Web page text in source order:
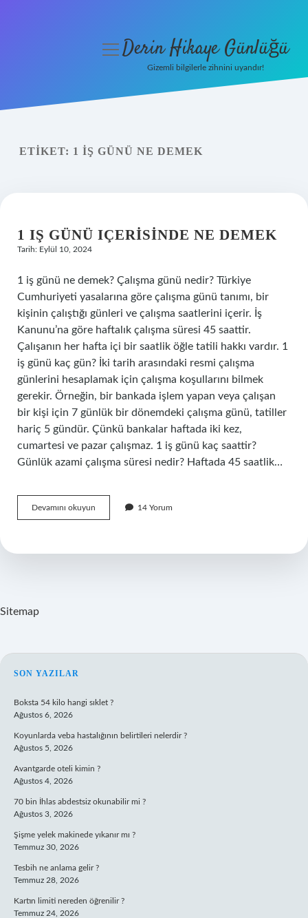
Yasal Uyarı
menüyüDerin Hikaye Günlüğü
Gizemli bilgilerle zihnini uyandır!
ETIKET: 1 IŞ GÜNÜ NE DEMEK
1 IŞ GÜNÜ IÇERISINDE NE DEMEK
Tarih: Eylül 10, 2024
1 iş günü ne demek? Çalışma günü nedir? Türkiye
Cumhuriyeti yasalarına göre çalışma günü tanımı, bir
kişinin çalıştığı günleri ve çalışma saatlerini içerir. İş
Kanunu’na göre haftalık çalışma süresi 45 saattir.
Çalışanın her hafta içi bir saatlik öğle tatili hakkı vardır. 1
iş günü kaç gün? İki tarih arasındaki resmi çalışma
günlerini hesaplamak için çalışma koşullarını bilmek
gerekir. Örneğin, bir bankada işlem yapan veya çalışan
bir kişi için 7 günlük bir dönemdeki çalışma günü, tatiller
hariç 5 gündür. Çünkü bankalar haftada iki kez,
cumartesi ve pazar çalışmaz. 1 iş günü kaç saattir?
Günlük azami çalışma süresi nedir? Haftada 45 saatlik…
Devamını okuyun
Iş
Ne
14 Yorum
Sitemap
SIDEBAR
SON YAZILAR
Boksta 54 kilo hangi sıklet ?
Ağustos 6, 2026
Koyunlarda veba hastalığının belirtileri nelerdir ?
Ağustos 5, 2026
Avantgarde oteli kimin ?
Ağustos 4, 2026
70 bin İhlas abdestsiz okunabilir mi ?
Ağustos 3, 2026
Şişme yelek makinede yıkanır mı ?
Temmuz 30, 2026
Tesbih ne anlama gelir ?
Temmuz 28, 2026
Kartın limiti nereden öğrenilir ?
Temmuz 24, 2026